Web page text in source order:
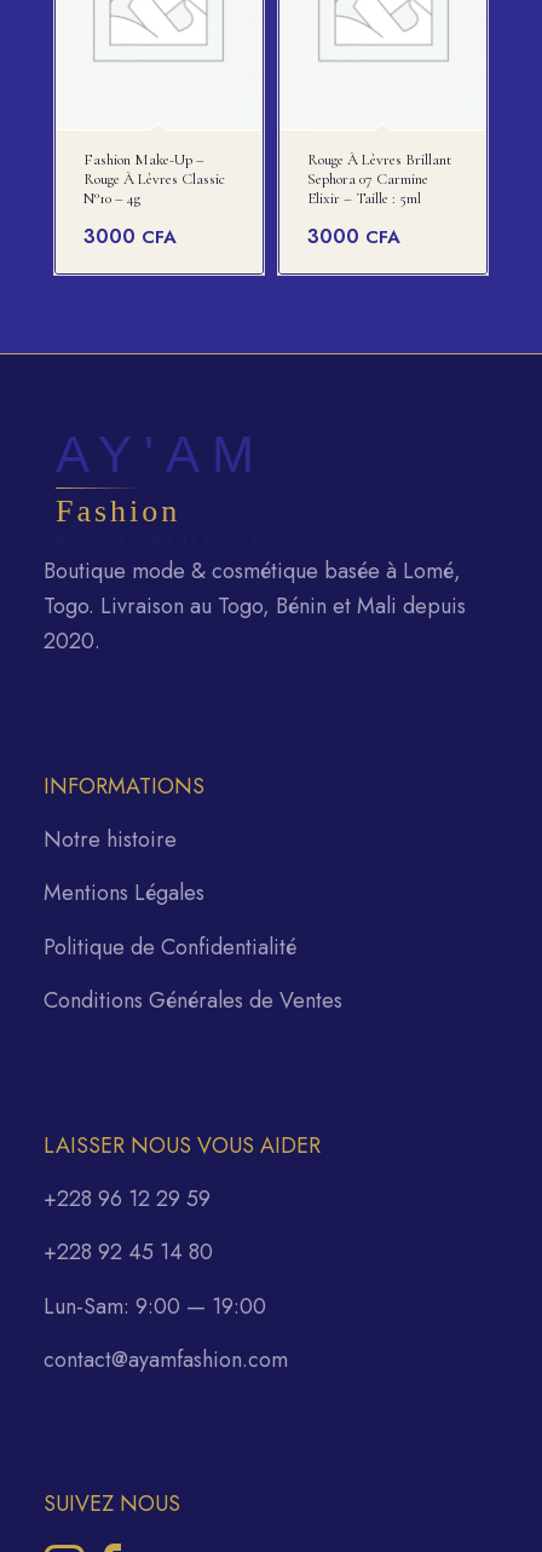
Fashion Make-Up –
Rouge À Lèvres Classic
N°10 – 4g
3000 CFA
Rouge À Lèvres Brillant
Sephora 07 Carmine
Elixir – Taille : 5ml
3000 CFA
Boutique mode & cosmétique basée à Lomé,
Togo. Livraison au Togo, Bénin et Mali depuis
2020.
INFORMATIONS
Notre histoire
Mentions Légales
Politique de Confidentialité
Conditions Générales de Ventes
LAISSER NOUS VOUS AIDER
+228 96 12 29 59
+228 92 45 14 80
Lun-Sam: 9:00 — 19:00
contact@ayamfashion.com
SUIVEZ NOUS